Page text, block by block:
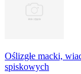
Oślizgłe macki,
spiskowych